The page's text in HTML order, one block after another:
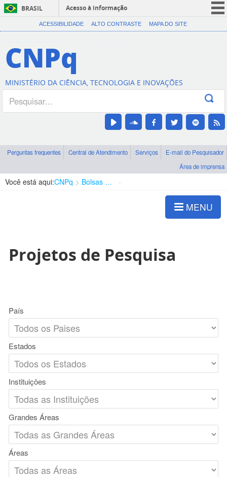
BRASIL
Acesso à informação
CORONAVÍRUS (COVID-19)
Canais
ACESSIBILIDADE ALTO CONTRASTE MAPA DO SITE
CNPq
MINISTÉRIO DA CIÊNCIA, TECNOLOGIA E INOVAÇÕES
Perguntas frequentes Central de Atendimento Serviços
E-mail do Pesquisador
Área de imprensa
Você está aqui:CNPq Bolsas e Auxílios Vigentes
MENU
Projetos de Pesquisa
País
Estados
Instituições
Grandes Áreas
Áreas